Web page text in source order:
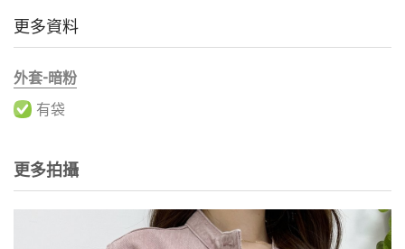
更多資料
外套-暗粉
有袋
更多拍攝